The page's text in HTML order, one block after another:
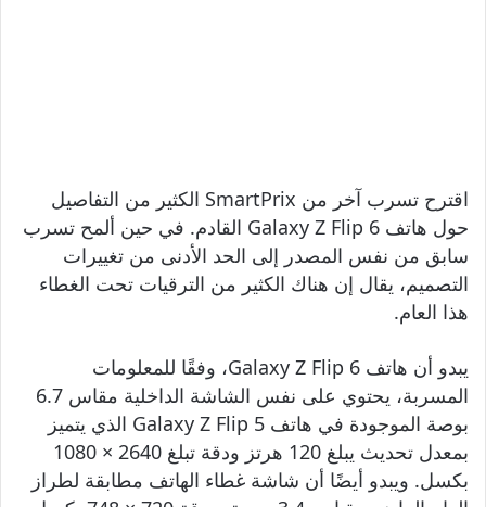
اقترح تسرب آخر من SmartPrix الكثير من التفاصيل
حول هاتف Galaxy Z Flip 6 القادم. في حين ألمح تسرب
سابق من نفس المصدر إلى الحد الأدنى من تغييرات
التصميم، يقال إن هناك الكثير من الترقيات تحت الغطاء
هذا العام.
يبدو أن هاتف Galaxy Z Flip 6، وفقًا للمعلومات
المسربة، يحتوي على نفس الشاشة الداخلية مقاس 6.7
بوصة الموجودة في هاتف Galaxy Z Flip 5 الذي يتميز
بمعدل تحديث يبلغ 120 هرتز ودقة تبلغ 2640 × 1080
بكسل. ويبدو أيضًا أن شاشة غطاء الهاتف مطابقة لطراز